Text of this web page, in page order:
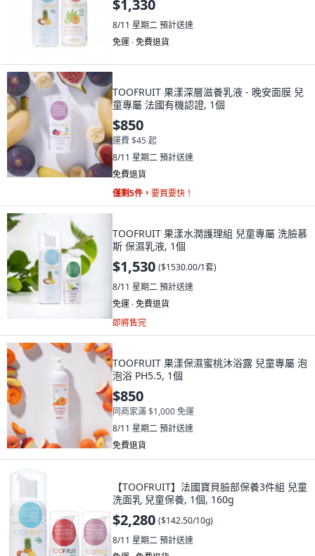
$1,330
8/11 星期二預計送達
免運 ∙ 免費退貨
TOOFRUIT 果漾深層滋養乳液 - 晚安面膜 兒
童專屬 法國有機認證, 1個
$850
運費 $45 起
8/11 星期二預計送達
免費退貨
僅剩5件， 要買要快！
TOOFRUIT 果漾水潤護理組 兒童專屬 洗臉慕
斯 保濕乳液, 1個
$1,530 ($1530.00/1套)
8/11 星期二預計送達
免運 ∙ 免費退貨
即將售完
TOOFRUIT 果漾保濕蜜桃沐浴露 兒童專屬 泡
泡浴 PH5.5, 1個
$850
同商家滿 $1,000 免運
8/11 星期二預計送達
免費退貨
【TOOFRUIT】法國寶貝臉部保養3件組 兒童
洗面乳 兒童保養, 1個, 160g
$2,280 ($142.50/10g)
8/11 星期二預計送達